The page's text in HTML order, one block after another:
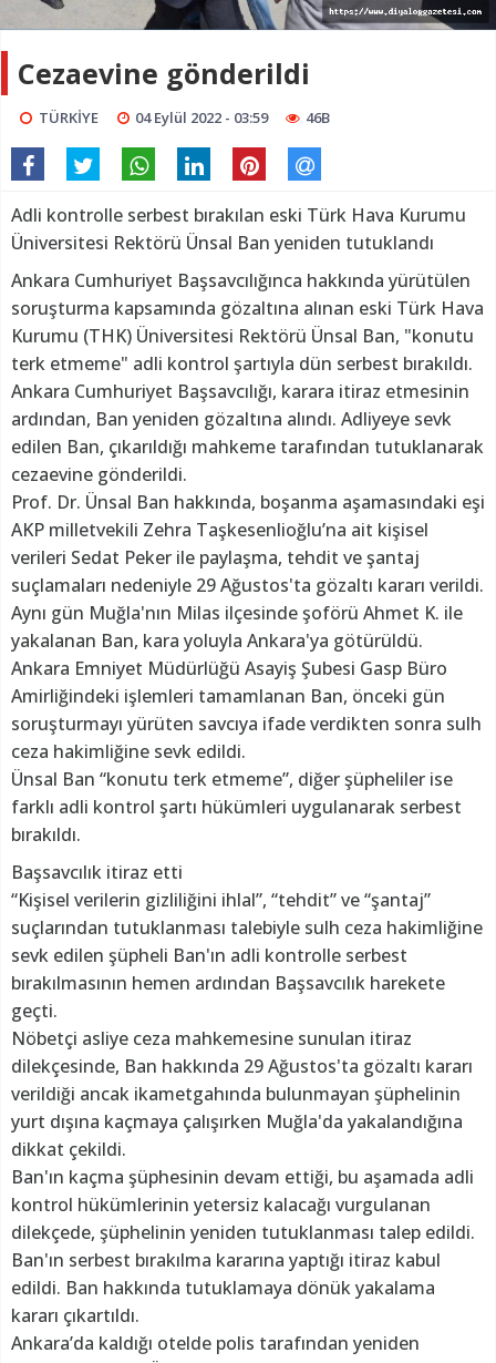
Cezaevine gönderildi
TÜRKİYE 04 Eylül 2022 - 03:59 46B
Adli kontrolle serbest bırakılan eski Türk Hava Kurumu
Üniversitesi Rektörü Ünsal Ban yeniden tutuklandı
Ankara Cumhuriyet Başsavcılığınca hakkında yürütülen
soruşturma kapsamında gözaltına alınan eski Türk Hava
Kurumu (THK) Üniversitesi Rektörü Ünsal Ban, "konutu
terk etmeme" adli kontrol şartıyla dün serbest bırakıldı.
Ankara Cumhuriyet Başsavcılığı, karara itiraz etmesinin
ardından, Ban yeniden gözaltına alındı. Adliyeye sevk
edilen Ban, çıkarıldığı mahkeme tarafından tutuklanarak
cezaevine gönderildi.
Prof. Dr. Ünsal Ban hakkında, boşanma aşamasındaki eşi
AKP milletvekili Zehra Taşkesenlioğlu’na ait kişisel
verileri Sedat Peker ile paylaşma, tehdit ve şantaj
suçlamaları nedeniyle 29 Ağustos'ta gözaltı kararı verildi.
Aynı gün Muğla'nın Milas ilçesinde şoförü Ahmet K. ile
yakalanan Ban, kara yoluyla Ankara'ya götürüldü.
Ankara Emniyet Müdürlüğü Asayiş Şubesi Gasp Büro
Amirliğindeki işlemleri tamamlanan Ban, önceki gün
soruşturmayı yürüten savcıya ifade verdikten sonra sulh
ceza hakimliğine sevk edildi.
Ünsal Ban “konutu terk etmeme”, diğer şüpheliler ise
farklı adli kontrol şartı hükümleri uygulanarak serbest
bırakıldı.
Başsavcılık itiraz etti
“Kişisel verilerin gizliliğini ihlal”, “tehdit” ve “şantaj”
suçlarından tutuklanması talebiyle sulh ceza hakimliğine
sevk edilen şüpheli Ban'ın adli kontrolle serbest
bırakılmasının hemen ardından Başsavcılık harekete
geçti.
Nöbetçi asliye ceza mahkemesine sunulan itiraz
dilekçesinde, Ban hakkında 29 Ağustos'ta gözaltı kararı
verildiği ancak ikametgahında bulunmayan şüphelinin
yurt dışına kaçmaya çalışırken Muğla'da yakalandığına
dikkat çekildi.
Ban'ın kaçma şüphesinin devam ettiği, bu aşamada adli
kontrol hükümlerinin yetersiz kalacağı vurgulanan
dilekçede, şüphelinin yeniden tutuklanması talep edildi.
Ban'ın serbest bırakılma kararına yaptığı itiraz kabul
edildi. Ban hakkında tutuklamaya dönük yakalama
kararı çıkartıldı.
Ankara’da kaldığı otelde polis tarafından yeniden